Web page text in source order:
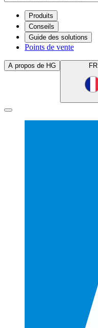
Produits
Conseils
Guide des solutions
Points de vente
A propos de HG FR